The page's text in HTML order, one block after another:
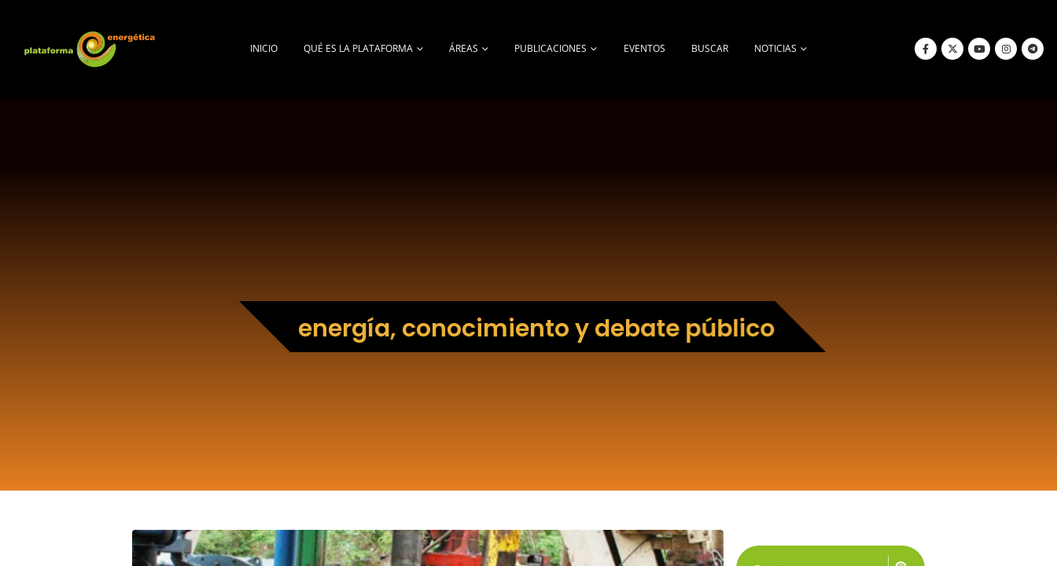
INICIO QUÉ ES LA PLATAFORMA ÁREAS PUBLICACIONES EVENTOS BUSCAR NOTICIAS
energía, conocimiento y debate público